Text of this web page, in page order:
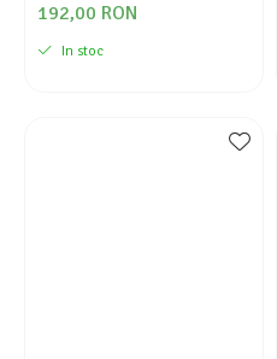
192,00 RON
In stoc